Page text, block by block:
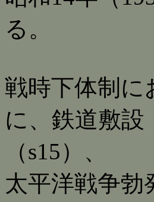
る。
戦時下体制に
に、鉄道敷設
（s15）、
太平洋戦争勃